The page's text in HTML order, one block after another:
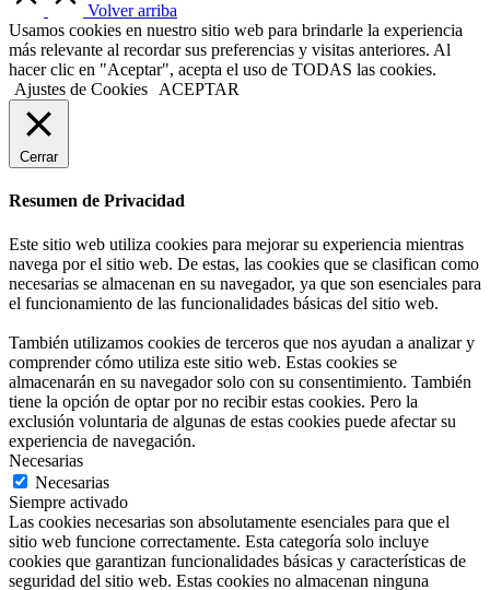
Volver arriba
Usamos cookies en nuestro sitio web para brindarle la experiencia
más relevante al recordar sus preferencias y visitas anteriores. Al
hacer clic en "Aceptar", acepta el uso de TODAS las cookies.
Ajustes de Cookies
ACEPTAR
Cerrar
Resumen de Privacidad
Este sitio web utiliza cookies para mejorar su experiencia mientras
navega por el sitio web. De estas, las cookies que se clasifican como
necesarias se almacenan en su navegador, ya que son esenciales para
el funcionamiento de las funcionalidades básicas del sitio web.
También utilizamos cookies de terceros que nos ayudan a analizar y
comprender cómo utiliza este sitio web. Estas cookies se
almacenarán en su navegador solo con su consentimiento. También
tiene la opción de optar por no recibir estas cookies. Pero la
exclusión voluntaria de algunas de estas cookies puede afectar su
experiencia de navegación.
Necesarias
Necesarias
Siempre activado
Las cookies necesarias son absolutamente esenciales para que el
sitio web funcione correctamente. Esta categoría solo incluye
cookies que garantizan funcionalidades básicas y características de
seguridad del sitio web. Estas cookies no almacenan ninguna